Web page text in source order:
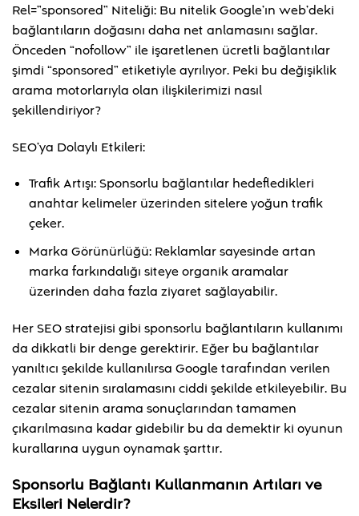
Rel=”sponsored” Niteliği: Bu nitelik Google’ın web’deki
bağlantıların doğasını daha net anlamasını sağlar.
Önceden “nofollow” ile işaretlenen ücretli bağlantılar
şimdi “sponsored” etiketiyle ayrılıyor. Peki bu değişiklik
arama motorlarıyla olan ilişkilerimizi nasıl
şekillendiriyor?
SEO’ya Dolaylı Etkileri:
Trafik Artışı: Sponsorlu bağlantılar hedefledikleri
anahtar kelimeler üzerinden sitelere yoğun trafik
çeker.
Marka Görünürlüğü: Reklamlar sayesinde artan
marka farkındalığı siteye organik aramalar
üzerinden daha fazla ziyaret sağlayabilir.
Her SEO stratejisi gibi sponsorlu bağlantıların kullanımı
da dikkatli bir denge gerektirir. Eğer bu bağlantılar
yanıltıcı şekilde kullanılırsa Google tarafından verilen
cezalar sitenin sıralamasını ciddi şekilde etkileyebilir. Bu
cezalar sitenin arama sonuçlarından tamamen
çıkarılmasına kadar gidebilir bu da demektir ki oyunun
kurallarına uygun oynamak şarttır.
Sponsorlu Bağlantı Kullanmanın Artıları ve
Eksileri Nelerdir?